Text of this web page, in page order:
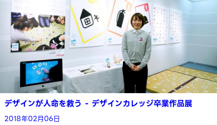
デザインが人命を救う - デザインカレッジ卒業作品展
2018年02月06日